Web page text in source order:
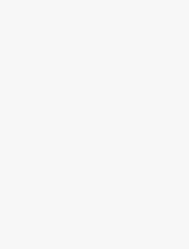
HAGEBAU
WEITERE
ENERGIEPREISE
IM